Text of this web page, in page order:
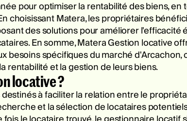
pour optimiser la rentabilité des biens,
choisissant Matera, les propriétaires
des solutions pour améliorer l'efficacité
En somme, Matera Gestion locative
besoins spécifiques du marché d'Arcachon,
rentabilité et la gestion de leurs biens.
locative ?
à faciliter la relation entre le
et la sélection de locataires